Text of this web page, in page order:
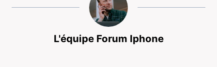
L'équipe Forum Iphone